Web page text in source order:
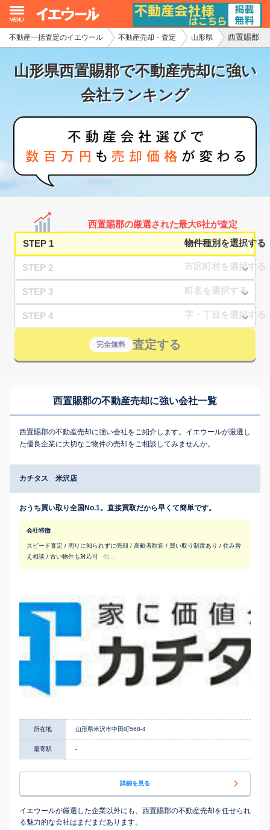
不動産一括査定のイエウール 不動産売却・査定 山形県 西置賜郡
山形県西置賜郡で不動産売却に強い
会社ランキング
西置賜郡の厳選された最大6社が査定
STEP 1
STEP 2
STEP 3
STEP 4
完全無料 査定する
西置賜郡の不動産売却に強い会社一覧
西置賜郡の不動産売却に強い会社をご紹介します。イエウールが厳選し
た優良企業に大切なご物件の売却をご相談してみませんか。
カチタス 米沢店
おうち買い取り全国No.1。直接買取だから早くて簡単です。
会社特徴
スピード査定 / 周りに知られずに売却 / 高齢者歓迎 / 買い取り制度あり / 住み替
え相談 / 古い物件も対応可
他...
所在地 山形県米沢市中田町568-4
最寄駅 -
詳細を見る
イエウールが厳選した企業以外にも、西置賜郡の不動産売却を任せられ
る魅力的な会社はまだまだあります。
イエウール加盟希望の不動産会社様
初めての方へ
不動産の売却・一括査定
家査定シミュレーター
お問い合わせ